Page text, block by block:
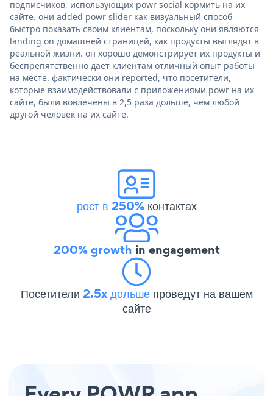
подписчиков, использующих powr social кормить на их
сайте. они added powr slider как визуальный способ
быстро показать своим клиентам, поскольку они являются
landing on домашней страницей, как продукты выглядят в
реальной жизни. он хорошо демонстрирует их продукты и
беспрепятственно дает клиентам отличный опыт работы
на месте. фактически они reported, что посетители,
которые взаимодействовали с приложениями powr на их
сайте, были вовлечены в 2,5 раза дольше, чем любой
другой человек на их сайте.
рост в 250%контактах
200% growth in engagement
Посетители 2.5x дольше проведут на вашем
сайте